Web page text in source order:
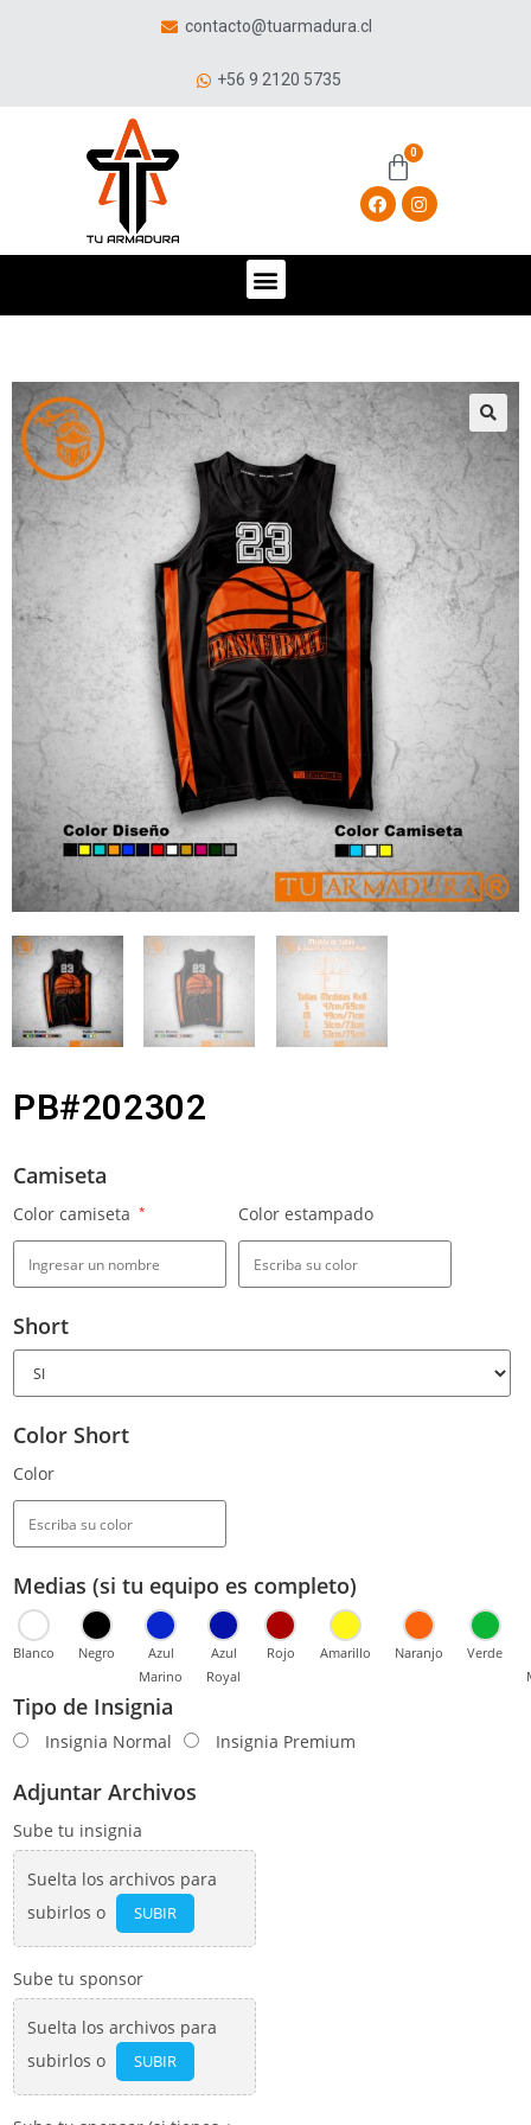
contacto@tuarmadura.cl
+56 9 2120 5735
🔍
PB#202302
Camiseta
Color camiseta * Color estampado
Short
Color Short
Color
Medias (si tu equipo es completo)
Blanco Negro
Azul
Marino
Azul
Royal
Rojo Amarillo Naranjo
Verde
Tipo de Insignia
Insignia Normal Insignia Premium
Adjuntar Archivos
Sube tu insignia
Suelta los archivos para
subirlos o
SUBIR
Sube tu sponsor
Suelta los archivos para
subirlos o
SUBIR